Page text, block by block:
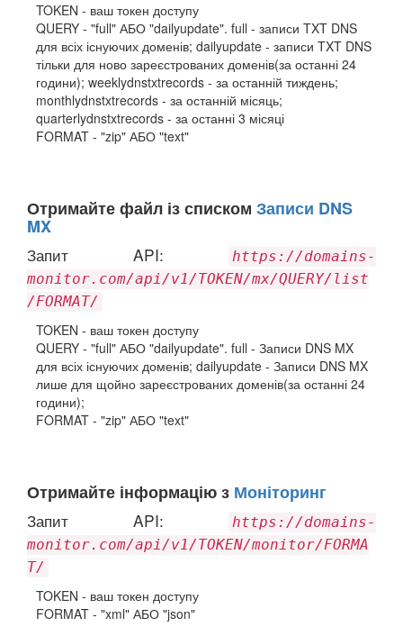
TOKEN - ваш токен доступу
QUERY - "full" АБО "dailyupdate". full - записи TXT DNS
для всіх існуючих доменів; dailyupdate - записи TXT DNS
тільки для ново зареєстрованих доменів(за останні 24
години); weeklydnstxtrecords - за останній тиждень;
monthlydnstxtrecords - за останній місяць;
quarterlydnstxtrecords - за останні 3 місяці
FORMAT - "zip" АБО "text"
Отримайте файл із списком Записи DNS
MX
Запит API:
https://domains-
monitor.com/api/v1/TOKEN/mx/QUERY/list
/FORMAT/
TOKEN - ваш токен доступу
QUERY - "full" АБО "dailyupdate". full - Записи DNS MX
для всіх існуючих доменів; dailyupdate - Записи DNS MX
лише для щойно зареєстрованих доменів(за останні 24
години);
FORMAT - "zip" АБО "text"
Отримайте інформацію з Моніторинг
Запит API:
https://domains-
monitor.com/api/v1/TOKEN/monitor/FORMA
T/
TOKEN - ваш токен доступу
FORMAT - "xml" АБО "json"